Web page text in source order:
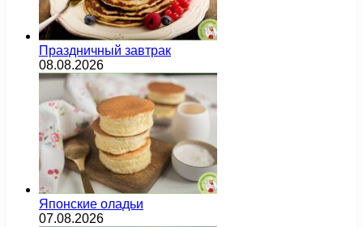
Праздничный завтрак
08.08.2026
Японские оладьи
07.08.2026